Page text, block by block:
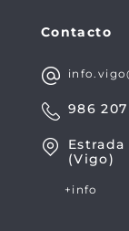
Contacto
986
Estrada
(Vigo)
+info